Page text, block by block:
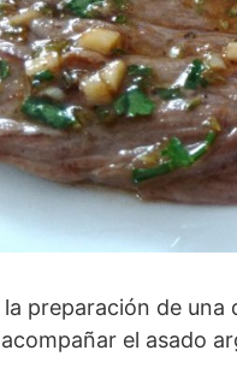
preparación de una
el asado